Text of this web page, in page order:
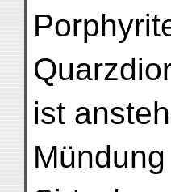
ist